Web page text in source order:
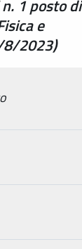
1 posto di
e
8/2023)